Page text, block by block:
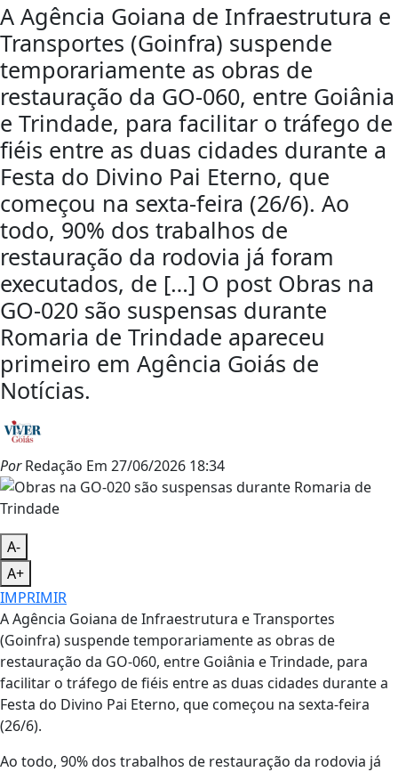
A Agência Goiana de Infraestrutura e
Transportes (Goinfra) suspende
temporariamente as obras de
restauração da GO-060, entre Goiânia
e Trindade, para facilitar o tráfego de
fiéis entre as duas cidades durante a
Festa do Divino Pai Eterno, que
começou na sexta-feira (26/6). Ao
todo, 90% dos trabalhos de
restauração da rodovia já foram
executados, de […] O post Obras na
GO-020 são suspensas durante
Romaria de Trindade apareceu
primeiro em Agência Goiás de
Notícias.
PorRedação Em 27/06/2026 18:34
A-
A+
IMPRIMIR
A Agência Goiana de Infraestrutura e Transportes
(Goinfra) suspende temporariamente as obras de
restauração da GO-060, entre Goiânia e Trindade, para
facilitar o tráfego de fiéis entre as duas cidades durante a
Festa do Divino Pai Eterno, que começou na sexta-feira
(26/6).
Ao todo, 90% dos trabalhos de restauração da rodovia já